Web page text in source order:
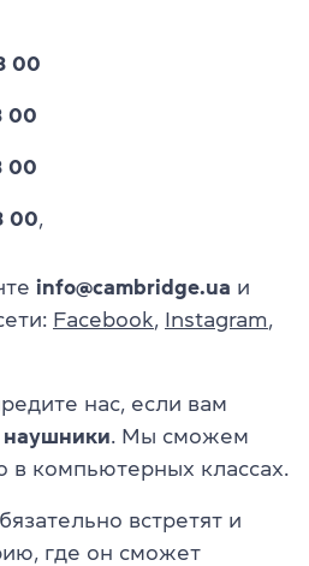
00
00
00
00,
info@cambridge.ua и
Facebook, Instagram,
нас, если вам
наушники. Мы сможем
в компьютерных классах.
встретят и
где он сможет